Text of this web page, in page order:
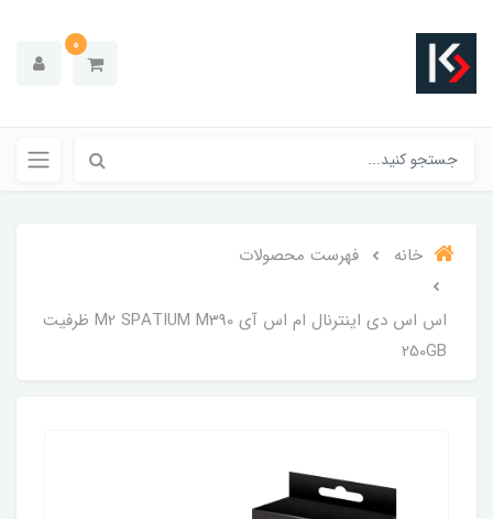
0
خانه فهرست محصولات
اس اس دی اینترنال ام اس آی M2 SPATIUM M390 ظرفیت
250GB